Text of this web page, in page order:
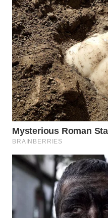
WAHANA
KONSUMEN
WAHANA
LISTRIK
WAHANA
TRAVEL
WAHANA
TV
WAHANANEWS
ID
WAHANANEWS
CO ID